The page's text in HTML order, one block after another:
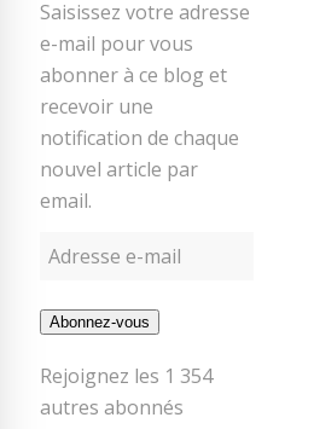
Saisissez votre adresse
e-mail pour vous
abonner à ce blog et
recevoir une
notification de chaque
nouvel article par
email.
Abonnez-vous
Rejoignez les 1 354
autres abonnés